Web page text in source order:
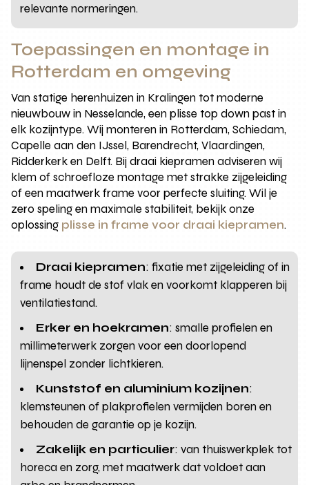
relevante normeringen.
Toepassingen en montage in
Rotterdam en omgeving
Van statige herenhuizen in Kralingen tot moderne
nieuwbouw in Nesselande, een plisse top down past in
elk kozijntype. Wij monteren in Rotterdam, Schiedam,
Capelle aan den IJssel, Barendrecht, Vlaardingen,
Ridderkerk en Delft. Bij draai kiepramen adviseren wij
klem of schroefloze montage met strakke zijgeleiding
of een maatwerk frame voor perfecte sluiting. Wil je
zero speling en maximale stabiliteit, bekijk onze
oplossing plisse in frame voor draai kiepramen.
Draai kiepramen: fixatie met zijgeleiding of in
frame houdt de stof vlak en voorkomt klapperen bij
ventilatiestand.
Erker en hoekramen: smalle profielen en
millimeterwerk zorgen voor een doorlopend
lijnenspel zonder lichtkieren.
Kunststof en aluminium kozijnen:
klemsteunen of plakprofielen vermijden boren en
behouden de garantie op je kozijn.
Zakelijk en particulier: van thuiswerkplek tot
horeca en zorg, met maatwerk dat voldoet aan